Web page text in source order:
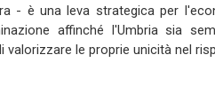
- è una leva strategica per
affinché l'Umbria sia
valorizzare le proprie unicità nel